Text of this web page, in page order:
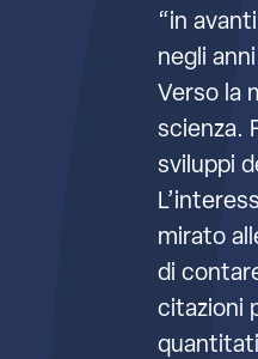
“in
negli
Verso la
scienza.
sviluppi
mirato
di
citazioni